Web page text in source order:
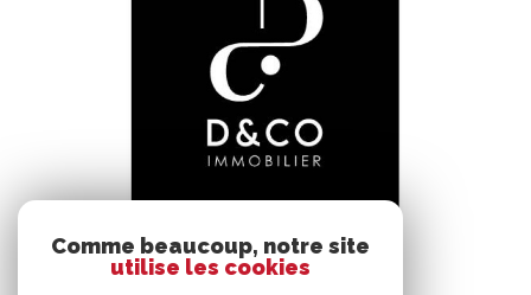
voir le bien
Bâgé-le-Châtel (01380)
Comme beaucoup, notre site
utilise les cookies